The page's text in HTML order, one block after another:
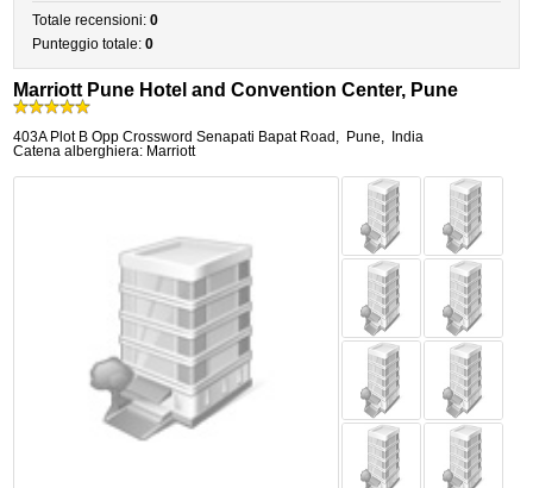
Totale recensioni:0
Punteggio totale:0
Marriott Pune Hotel and Convention Center, Pune
403A Plot B Opp Crossword Senapati Bapat Road , Pune,
India
Catena alberghiera: Marriott